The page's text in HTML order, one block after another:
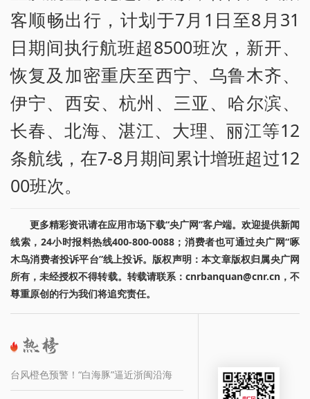
客顺畅出行，计划于7月1日至8月31
日期间执行航班超8500班次，新开、
恢复及加密重庆至西宁、乌鲁木齐、
伊宁、西安、杭州、三亚、哈尔滨、
长春、北海、湛江、大理、丽江等12
条航线，在7-8月期间累计增班超过12
00班次。
更多精彩资讯请在应用市场下载“央广网”客户端。欢迎提供新闻
线索，24小时报料热线400-800-0088；消费者也可通过央广网“啄
木鸟消费者投诉平台”线上投诉。版权声明：本文章版权归属央广网
所有，未经授权不得转载。转载请联系：cnrbanquan@cnr.cn，不
尊重原创的行为我们将追究责任。
台风橙色预警！“白海豚”逼近浙闽沿海